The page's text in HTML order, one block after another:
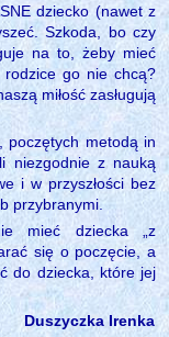
dziecko (nawet z
Szkoda, bo czy
na to, żeby mieć
go nie chcą?
miłość zasługują
poczętych metodą in
niezgodnie z nauką
i w przyszłości bez
przybranymi.
mieć dziecka „z
się o poczęcie, a
do dziecka, które jej
Duszyczka Irenka